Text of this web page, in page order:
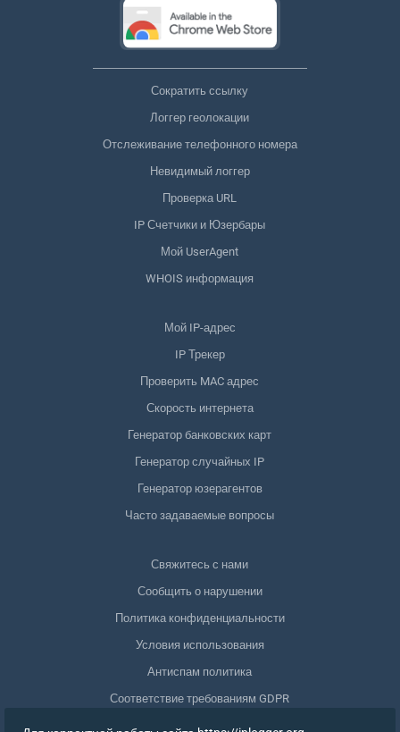
Сократить ссылку
Логгер геолокации
Отслеживание телефонного номера
Невидимый логгер
Проверка URL
IP Счетчики и Юзербары
Мой UserAgent
WHOIS информация
Мой IP-адрес
IP Трекер
Проверить MAC адрес
Скорость интернета
Генератор банковских карт
Генератор случайных IP
Генератор юзерагентов
Часто задаваемые вопросы
Свяжитесь с нами
Сообщить о нарушении
Политика конфиденциальности
Условия использования
Антиспам политика
Соответствие требованиям GDPR
Удалить мои данные